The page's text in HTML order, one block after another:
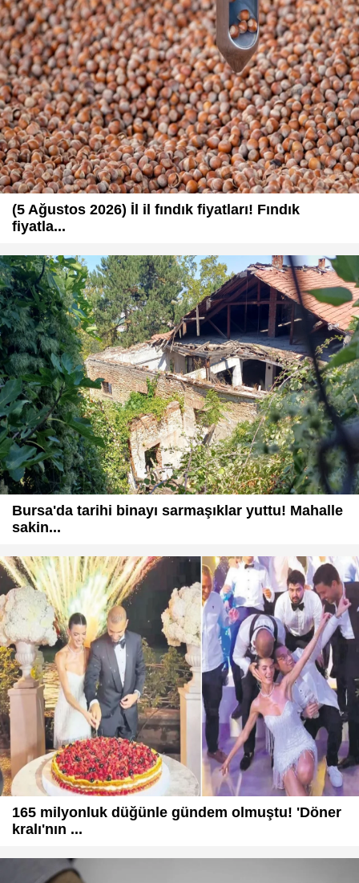
(5 Ağustos 2026) İl il fındık fiyatları! Fındık
fiyatla...
Bursa'da tarihi binayı sarmaşıklar yuttu! Mahalle
sakin...
165 milyonluk düğünle gündem olmuştu! 'Döner
kralı'nın ...